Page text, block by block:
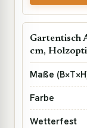
Gartentisch
cm,